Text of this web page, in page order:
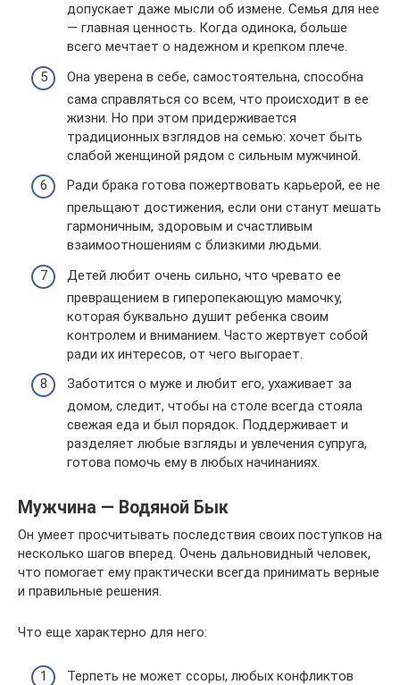
допускает даже мысли об измене. Семья для нее
— главная ценность. Когда одинока, больше
всего мечтает о надежном и крепком плече.
Она уверена в себе, самостоятельна, способна
сама справляться со всем, что происходит в ее
жизни. Но при этом придерживается
традиционных взглядов на семью: хочет быть
слабой женщиной рядом с сильным мужчиной.
Ради брака готова пожертвовать карьерой, ее не
прельщают достижения, если они станут мешать
гармоничным, здоровым и счастливым
взаимоотношениям с близкими людьми.
Детей любит очень сильно, что чревато ее
превращением в гиперопекающую мамочку,
которая буквально душит ребенка своим
контролем и вниманием. Часто жертвует собой
ради их интересов, от чего выгорает.
Заботится о муже и любит его, ухаживает за
домом, следит, чтобы на столе всегда стояла
свежая еда и был порядок. Поддерживает и
разделяет любые взгляды и увлечения супруга,
готова помочь ему в любых начинаниях.
Мужчина — Водяной Бык
Он умеет просчитывать последствия своих поступков на
несколько шагов вперед. Очень дальновидный человек,
что помогает ему практически всегда принимать верные
и правильные решения.
Что еще характерно для него:
Терпеть не может ссоры, любых конфликтов